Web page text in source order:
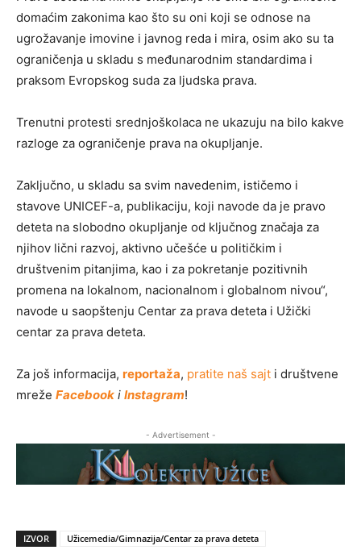
domaćim zakonima kao što su oni koji se odnose na
ugrožavanje imovine i javnog reda i mira, osim ako su ta
ograničenja u skladu s međunarodnim standardima i
praksom Evropskog suda za ljudska prava.
Trenutni protesti srednjoškolaca ne ukazuju na bilo kakve
razloge za ograničenje prava na okupljanje.
Zaključno, u skladu sa svim navedenim, ističemo i
stavove UNICEF-a, publikaciju, koji navode da je pravo
deteta na slobodno okupljanje od ključnog značaja za
njihov lični razvoj, aktivno učešće u političkim i
društvenim pitanjima, kao i za pokretanje pozitivnih
promena na lokalnom, nacionalnom i globalnom nivou“,
navode u saopštenju Centar za prava deteta i Užički
centar za prava deteta.
Za još informacija, reportaža, pratite naš sajt i društvene
mreže Facebook i Instagram!
- Advertisement -
IZVOR
Užicemedia/Gimnazija/Centar za prava deteta